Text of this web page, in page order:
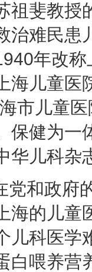
祖斐教授
治难民患
年改
海儿童医
市儿童
保健为一
华儿科杂
和政府的
海的儿童
儿科医学
白喂养营